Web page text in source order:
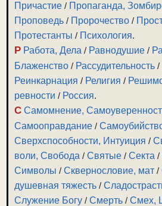
Причастие / Пропаганда,
Проповедь / Пророчество /
Протестанты / Психология.
Р Работа, Дела / Равнодушие /
Блаженство / Рассудительность /
Реинкарнация / Религия /
ревности / Россия.
С Самомнение,
Самооправдание /
Сверхспособности, Интуиция /
воли, Свобода /Святые /Секта /
Символы /Сквернословие, мат /
душевная тяжесть /
Служение Богу /Смерть /Смех,